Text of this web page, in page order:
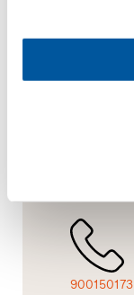
900150173